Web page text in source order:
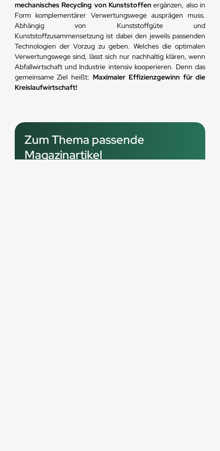
mechanisches Recycling von Kunststoffen ergänzen, also in
Form komplementärer Verwertungswege ausprägen muss.
Abhängig von Kunststoffgüte und
Kunststoffzusammensetzung ist dabei den jeweils passenden
Technologien der Vorzug zu geben. Welches die optimalen
Verwertungswege sind, lässt sich nur nachhaltig klären, wenn
Abfallwirtschaft und Industrie intensiv kooperieren. Denn das
gemeinsame Ziel heißt: Maximaler Effizienzgewinn für die
Kreislaufwirtschaft!
Zum Thema passende
Magazinartikel